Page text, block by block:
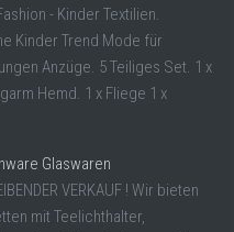
- Kinder Textilien.
Kinder Trend Mode für
Anzüge. 5 Teiliges Set. 1 x
Hemd. 1 x Fliege 1 x
Glaswaren
VERKAUF ! Wir bieten
mit Teelichthalter,